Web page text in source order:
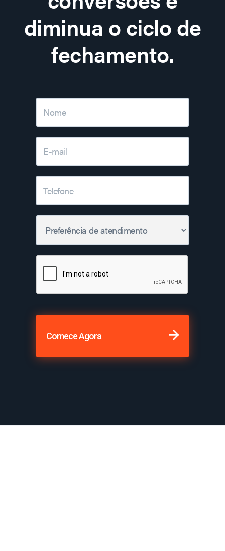
diminua o ciclo de
fechamento.
Comece Agora